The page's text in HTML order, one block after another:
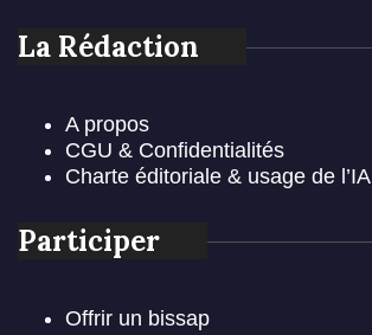
La Rédaction
A propos
CGU & Confidentialités
Charte éditoriale & usage de l’IA
Participer
Offrir un bissap